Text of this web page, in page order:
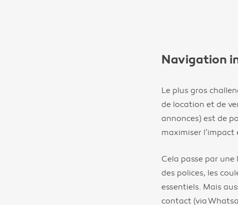
Navigation
Le plus gros
de location et de
annonces) est de
maximiser l’impact
Cela passe par
des polices, les
essentiels. Mais
contact (via